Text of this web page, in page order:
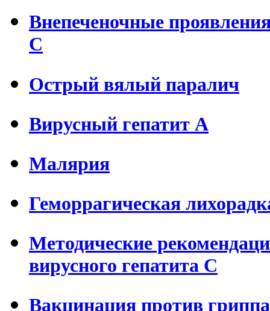
Внепеченочные
С
Острый вялый паралич
Вирусный гепатит А
Малярия
Геморрагическая
Методические
вирусного гепатита С
Вакцинация против гриппа